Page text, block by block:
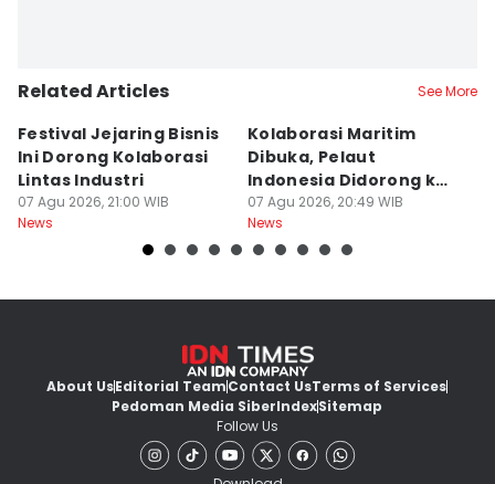
Related Articles See More
Festival Jejaring Bisnis
Ini Dorong Kolaborasi
Lintas Industri
07 Agu 2026, 21:00 WIB
News
Kolaborasi Maritim
Dibuka, Pelaut
Indonesia Didorong ke
Pasar Global
07 Agu 2026, 20:49 WIB
News
About UsEditorial TeamContact UsTerms of Services
Pedoman Media SiberIndexSitemap
Follow Us